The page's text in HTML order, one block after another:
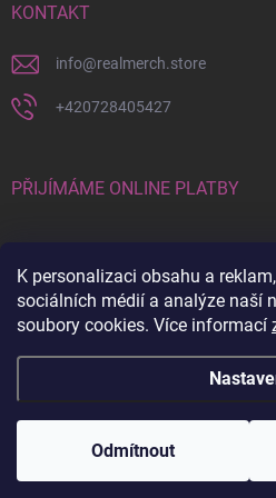
K personalizaci obsahu a
sociálních médií a analýze naší
soubory cookies. Více informací
Odmítnout
KONTAKT
info@realmerch.store
+420728405427
PŘIJÍMÁME ONLINE PLATBY
Stav objednávky a
Vytvořil
Copyright 2026RealMerch.store.